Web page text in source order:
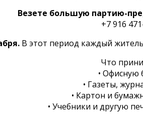
Везете большую партию-
+7 916
В этот период каждый
Что
• Офисную
• Газеты,
• Картон и
• Учебники и другую